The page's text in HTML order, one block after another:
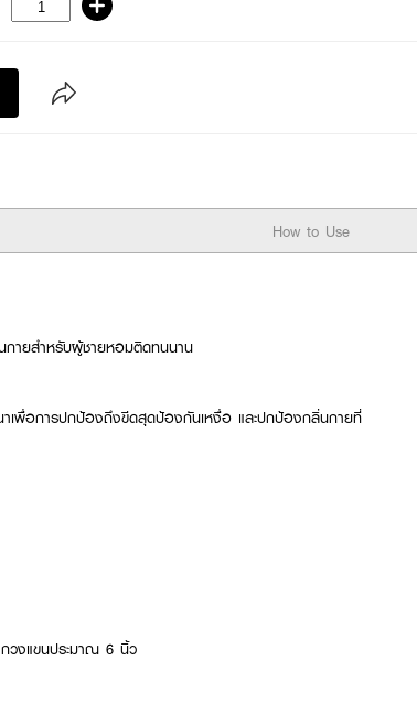
How to Use
กายสำหรับผู้ชายหอมติดทนนาน
พื่อการปกป้องถึงขีดสุดป้องกันเหงื่อ และปกป้องกลิ่นกายที่
วงแขนประมาณ 6 นิ้ว